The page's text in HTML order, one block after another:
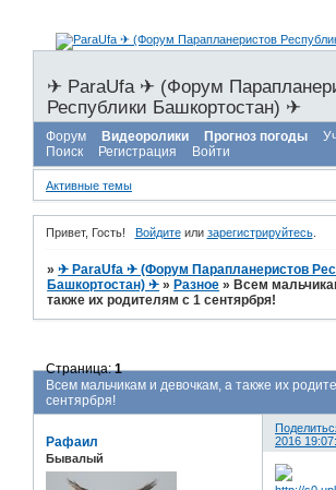
✈ ParaUfa ✈ (Форум
Республики Башкортостан) ✈
Форум Видеоролики Прогноз погоды
Поиск
Регистрация Войти
Активные темы
Привет, Гость! Войдитеили зарегистрируйтесь.
»✈ ParaUfa ✈ (Форум Парапланеристов
Башкортостан) ✈ » Разное » Всем
также их родителям с 1 сентярбря!
Всем мальчикам и девочкам, а также их
сентярбря!
Страница:1
2016
Рафаил
Бывалый